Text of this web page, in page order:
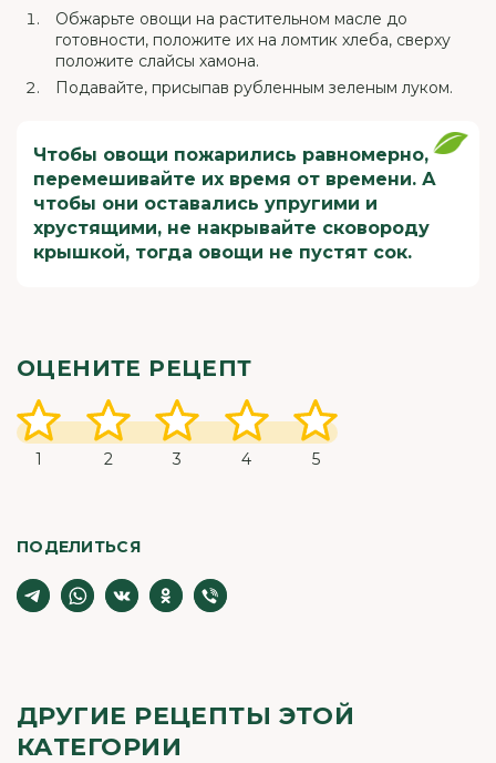
Обжарьте овощи на растительном масле до
готовности, положите их на ломтик хлеба, сверху
положите слайсы хамона.
Подавайте, присыпав рубленным зеленым луком.
Чтобы овощи пожарились равномерно,
перемешивайте их время от времени. А
чтобы они оставались упругими и
хрустящими, не накрывайте сковороду
крышкой, тогда овощи не пустят сок.
ОЦЕНИТЕ РЕЦЕПТ
1 2 3 4 5
ПОДЕЛИТЬСЯ
ДРУГИЕ РЕЦЕПТЫ ЭТОЙ
КАТЕГОРИИ